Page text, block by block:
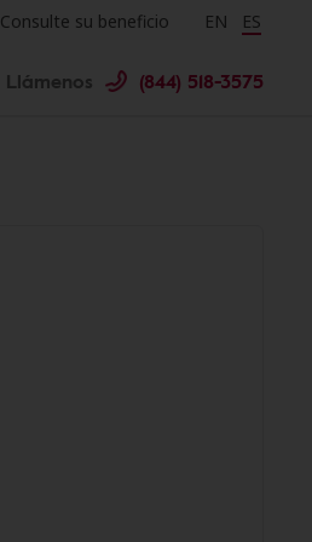
Consulte su beneficio Change
EN ES
Llámenos (844) 518-3575